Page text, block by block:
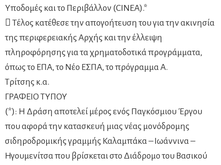
Υποδομές και το Περιβάλλον (CINEA).*
 Τέλος κατέθεσε την απογοήτευση του για την ακινησία
της περιφερειακής Αρχής και την έλλειψη
πληροφόρησης για τα χρηματοδοτικά προγράμματα,
όπως το ΕΠΑ, το Νέο ΕΣΠΑ, το πρόγραμμα Α.
Τρίτσης κ.α.
ΓΡΑΦΕΙΟ ΤΥΠΟΥ
(*): Η Δράση αποτελεί μέρος ενός Παγκόσμιου Έργου
που αφορά την κατασκευή μιας νέας μονόδρομης
σιδηροδρομικής γραμμής Καλαμπάκα – Ιωάννινα –
Ηγουμενίτσα που βρίσκεται στο Διάδρομο του Βασικού